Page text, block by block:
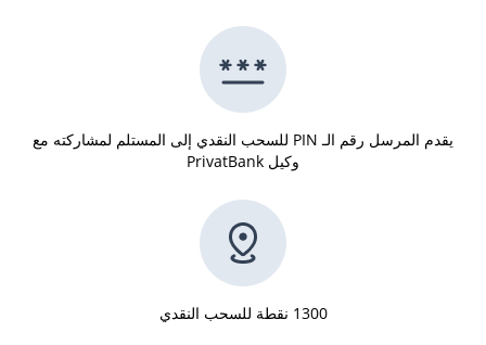
يقدم المرسل رقم الـ PIN للسحب النقدي إلى المستلم لمشاركته مع
وكيل PrivatBank
1300 نقطة للسحب النقدي